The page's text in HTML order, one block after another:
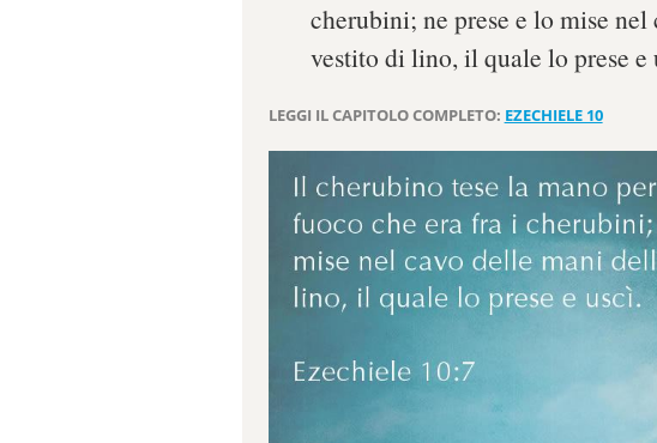
cherubini; ne prese e lo mise
vestito di lino, il quale lo prese e
LEGGI IL CAPITOLO COMPLETO: EZECHIELE 10